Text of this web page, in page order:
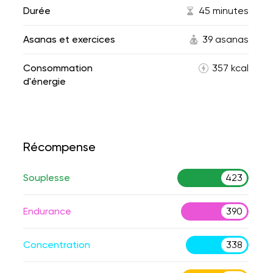
Durée 45 minutes
Asanas et exercices 39 asanas
Consommation
d'énergie
357 kcal
Récompense
Souplesse 423
Endurance 390
Concentration 338